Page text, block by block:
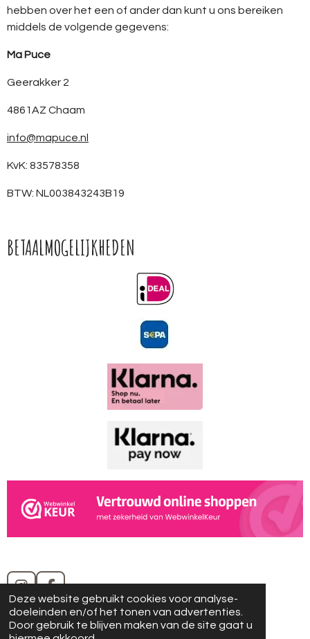
Deze website gebruikt cookies voor analyse-
doeleinden en/of het tonen van advertenties.
Door gebruik te blijven maken van de site gaat u
hebben over het een of ander dan kunt u ons bereiken
middels de volgende gegevens:
Ma Puce
Geerakker 2
4861AZ Chaam
info@mapuce.nl
KvK: 83578358
BTW: NL003843243B19
BETAALMOGELIJKHEDEN
n
s
t
a
c
e